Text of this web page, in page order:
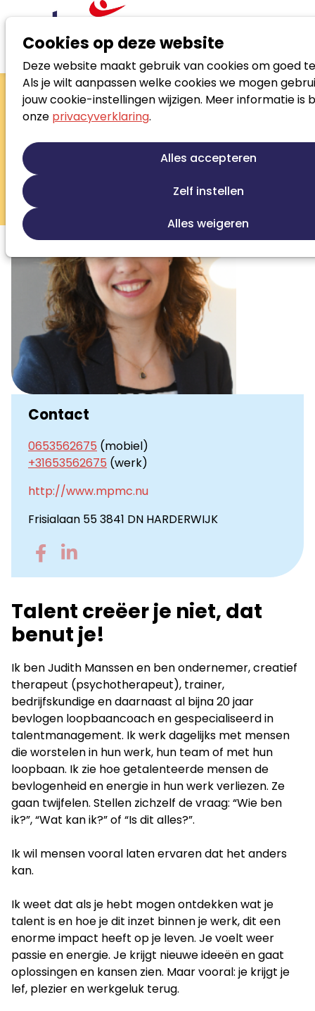
Cookies op deze website
Deze website maakt gebruik van cookies om goed
Als je wilt aanpassen welke cookies we mogen
jouw cookie-instellingen wijzigen. Meer informatie is
onze privacyverklaring.
Alles accepteren
Zelf instellen
Alles weigeren
Zoek loopbaanspecialist
Judith Manssen
- van der Waal
Register loopbaanprofessional/trainer
en psychotherapeut
Loopbaanontwikkeling
Talentontwikkeling
Persoonlijke ontwikkeling
Contact
0653562675 (mobiel)
+31653562675 (werk)
http://www.mpmc.nu
Frisialaan 55 3841 DN HARDERWIJK
Go
Talent creëer je niet, dat
benut je!
Ik ben Judith Manssen en ben ondernemer, creatief
therapeut (psychotherapeut), trainer,
bedrijfskundige en daarnaast al bijna 20 jaar
bevlogen loopbaancoach en gespecialiseerd in
talentmanagement. Ik werk dagelijks met mensen
die worstelen in hun werk, hun team of met hun
loopbaan. Ik zie hoe getalenteerde mensen de
bevlogenheid en energie in hun werk verliezen. Ze
gaan twijfelen. Stellen zichzelf de vraag: “Wie ben
ik?”, “Wat kan ik?” of “Is dit alles?”.
Ik wil mensen vooral laten ervaren dat het anders
kan.
Ik weet dat als je hebt mogen ontdekken wat je
talent is en hoe je dit inzet binnen je werk, dit een
enorme impact heeft op je leven. Je voelt weer
passie en energie. Je krijgt nieuwe ideeën en gaat
oplossingen en kansen zien. Maar vooral: je krijgt je
lef, plezier en werkgeluk terug.